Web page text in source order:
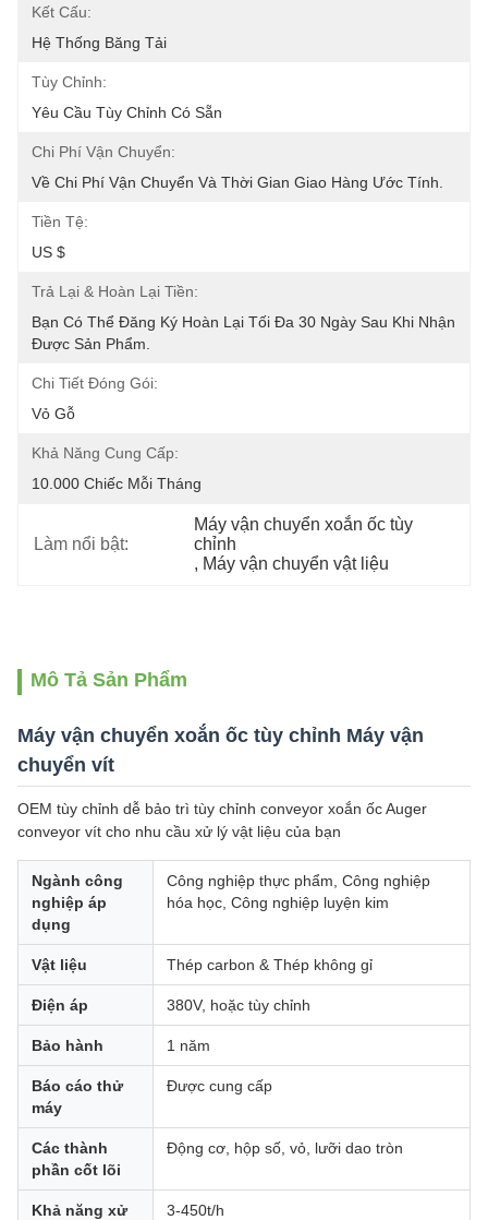
Kết Cấu:
Hệ Thống Băng Tải
Tùy Chỉnh:
Yêu Cầu Tùy Chỉnh Có Sẵn
Chi Phí Vận Chuyển:
Về Chi Phí Vận Chuyển Và Thời Gian Giao Hàng Ước Tính.
Tiền Tệ:
US $
Trả Lại & Hoàn Lại Tiền:
Bạn Có Thể Đăng Ký Hoàn Lại Tối Đa 30 Ngày Sau Khi Nhận
Được Sản Phẩm.
Chi Tiết Đóng Gói:
Vỏ Gỗ
Khả Năng Cung Cấp:
10.000 Chiếc Mỗi Tháng
Làm nổi bật:
Máy vận chuyển xoắn ốc tùy
chỉnh
, Máy vận chuyển vật liệu
Mô Tả Sản Phẩm
Máy vận chuyển xoắn ốc tùy chỉnh Máy vận
chuyển vít
OEM tùy chỉnh dễ bảo trì tùy chỉnh conveyor xoắn ốc Auger
conveyor vít cho nhu cầu xử lý vật liệu của bạn
Ngành công
nghiệp áp
dụng
Công nghiệp thực phẩm, Công nghiệp
hóa học, Công nghiệp luyện kim
Vật liệu Thép carbon & Thép không gỉ
Điện áp 380V, hoặc tùy chỉnh
Bảo hành 1 năm
Báo cáo thử
máy
Được cung cấp
Các thành
phần cốt lõi
Động cơ, hộp số, vỏ, lưỡi dao tròn
Khả năng xử
3-450t/h